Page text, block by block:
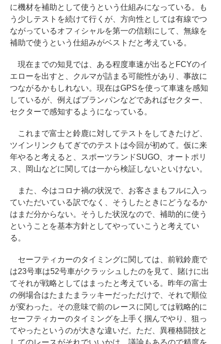
に機材を補助として使うという仕組みになっている。も
う少しテストを続けて行くが、方向性としては有線でつ
ながっているオフィシャルを第一の信頼にして、無線を
補助で使うという仕組みがベストだと考えている。
現在までの知見では、ある程度車速が出るとFCYのイ
エローを出すと、クルマが詰まる可能性があり、事故に
つながるかもしれない。現在はGPSを使って車速を感知
しているが、例えばブランパンなどであればセクター、
セクターで感知するようになっている。
これまで富士と鈴鹿に対してテストをしてきたけど、
ツインリンクもてぎでのテストは今回が初めて。仮に来
年やると考えると、スポーツランドSUGO、オートポリ
ス、岡山などに関しては一から検証しないといけない。
また、今はコロナ禍の状況で、お客さまもフルに入っ
ていただいている訳でなく、そうしたときにどうなるか
はまだ分からない。そうした状況なので、補助的に使う
ということを基本方針としてやっていこうと考えてい
る。
セーフティカーのタイミングに関しては、前戦鈴鹿で
は23号車は52号車がクラッシュしたのを見て、賭けに出
てそれが戦略としてはまったと考えている。昨年の富士
の例場合はたまたまラッキーだっただけで、それで順位
が変わった。その意味で前のレースに関しては戦略的に
セーフティカーのタイミングを上手く掴んでやり、狙っ
てやったというのが大きな違いだ。ただ、異種格闘技と
してのレースがそれでいいかは、議論もあるので精度を